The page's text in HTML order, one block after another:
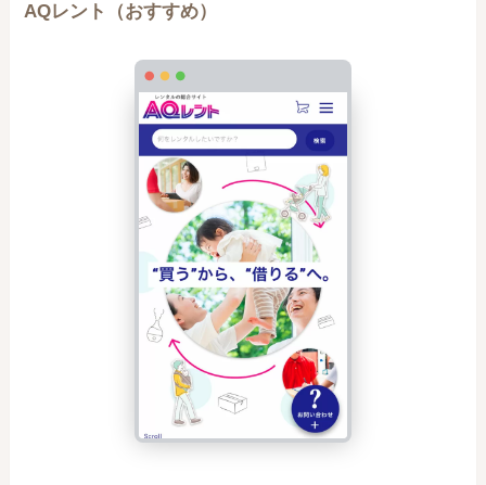
AQレント （おすすめ）